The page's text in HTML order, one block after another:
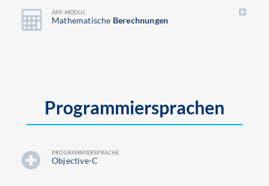
APP-MODUL
Mathematische Berechnungen
Programmiersprachen
PROGRAMMIERSPRACHE
Objective-C